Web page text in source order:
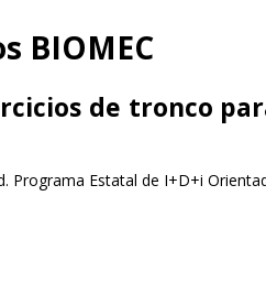
BIOMEC
de tronco
Programa Estatal de I+D+i